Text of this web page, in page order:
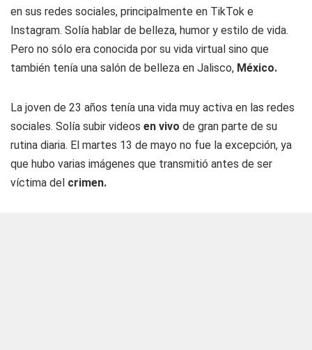
en sus redes sociales, principalmente en TikTok e
Instagram. Solía hablar de belleza, humor y estilo de vida.
Pero no sólo era conocida por su vida virtual sino que
también tenía una salón de belleza en Jalisco, México.
La joven de 23 años tenía una vida muy activa en las redes
sociales. Solía subir videos en vivo de gran parte de su
rutina diaria. El martes 13 de mayo no fue la excepción, ya
que hubo varias imágenes que transmitió antes de ser
víctima del crimen.